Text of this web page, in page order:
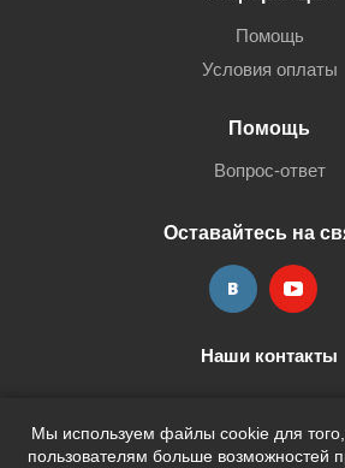
Мы используем файлы cookie для того,
пользователям больше возможностей
Помощь
Условия оплаты
Помощь
Вопрос-ответ
Оставайтесь на
Наши контакты